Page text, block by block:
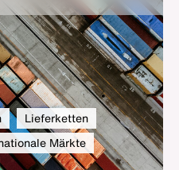
Lieferketten. Ob
oder die
Unternehmen müssen
Lieferketten
Märkte